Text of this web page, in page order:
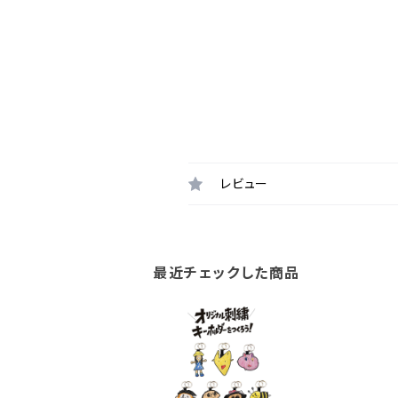
レビュー
最近チェックした商品